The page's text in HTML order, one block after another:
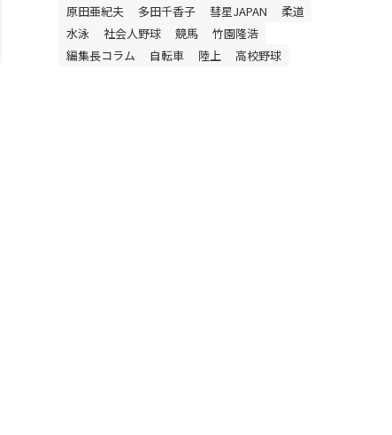
原田亜紀夫
多田千香子 彗星JAPAN
柔道
水泳
社会人野球 競馬
竹園隆浩
編集長コラム
自転車 陸上 高校野球